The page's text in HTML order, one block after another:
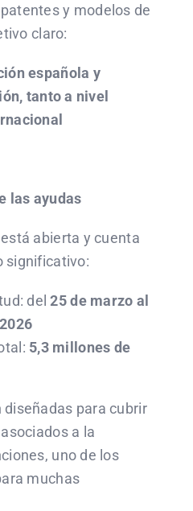
y modelos de
claro:
española y
tanto a nivel
las ayudas
abierta y cuenta
significativo:
del25 de marzo al
5,3 millones de
diseñadas para cubrir
a la
uno de los
muchas